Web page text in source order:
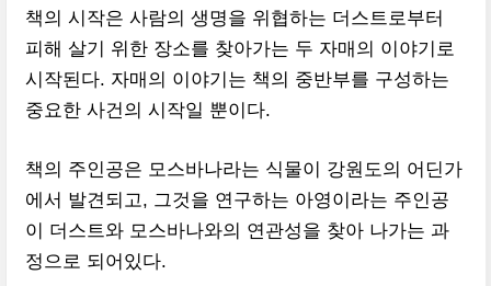
책의 시작은 사람의 생명을 위협하는 더스트로부터
피해 살기 위한 장소를 찾아가는 두 자매의 이야기로
시작된다. 자매의 이야기는 책의 중반부를 구성하는
중요한 사건의 시작일 뿐이다.
책의 주인공은 모스바나라는 식물이 강원도의 어딘가
에서 발견되고, 그것을 연구하는 아영이라는 주인공
이 더스트와 모스바나와의 연관성을 찾아 나가는 과
정으로 되어있다.